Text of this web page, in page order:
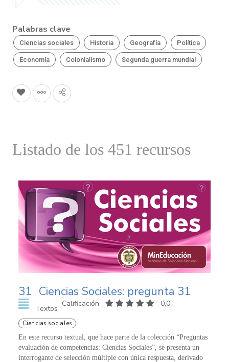
Palabras clave
Ciencias sociales Historia Geografía Política
Economía Colonialismo Segunda guerra mundial
Listado de los 451 recursos
31 Ciencias Sociales: pregunta 31
Textos
Calificación 0,0
Ciencias sociales
En este recurso textual, que hace parte de la colección “Preguntas
evaluación de competencias: Ciencias Sociales”, se presenta un
interrogante de selección múltiple con única respuesta, derivado